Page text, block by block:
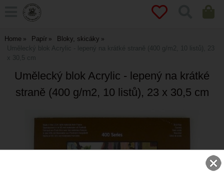
Home Papír
Bloky, skicáky
Umělecký blok Acrylic - lepený na krátké straně (400 g/m2, 10 listů), 23
x 30,5 cm
Umělecký blok Acrylic - lepený na krátké
straně (400 g/m2, 10 listů), 23 x 30,5 cm